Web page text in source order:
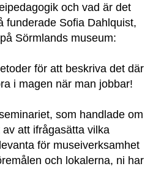
och vad är det
funderade Sofia Dahlquist,
Sörmlands museum:
för att beskriva det där
i magen när man jobbar!
som handlade om
att ifrågasätta vilka
för museiverksamhet
och lokalerna, ni har